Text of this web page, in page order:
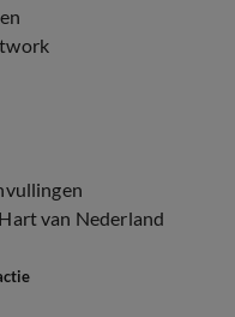
van Nederland